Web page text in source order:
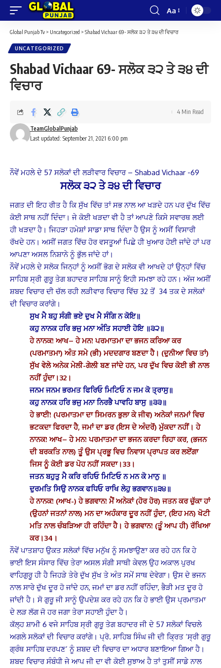
Font
Resizer
Aa
Global Punjab Tv > Uncategorized > Shabad Vichaar 69- ਸਲੋਕ ੩੨ ਤੇ ੩੪ ਦੀ ਵਿਚਾਰ
UNCATEGORIZED
Shabad Vichaar 69- ਸਲੋਕ ੩੨ ਤੇ ੩੪ ਦੀ
ਵਿਚਾਰ
Last updated: September 21, 2021 6:00 pm
TeamGlobalPunjab
4 Min Read
ਨੌਵੇਂ ਮਹਲੇ ਦੇ 57 ਸਲੋਕਾਂ ਦੀ ਲੜੀਵਾਰ ਵਿਚਾਰ – Shabad Vichaar -69
ਸਲੋਕ੩੨ਤੇ੩੪ਦੀਵਿਚਾਰ
ਜਗਤ ਦੀ ਇਹ ਰੀਤ ਹੈ ਕਿ ਸੁੱਖ ਵਿੱਚ ਤਾਂ ਸਭ ਨਾਲ ਆ ਖੜਦੇ ਹਨ ਪਰ ਦੁੱਖ ਵਿੱਚ
ਕੋਈ ਸਾਥ ਨਹੀਂ ਦਿੰਦਾ। ਜੇ ਕੋਈ ਖੜਦਾ ਵੀ ਹੈ ਤਾਂ ਆਪਣੇ ਕਿਸੇ ਸਵਾਰਥ ਲਈ
ਹੀ ਖੜਦਾ ਹੈ। ਜਿਹੜਾ ਹਮੇਸ਼ਾਂ ਸਾਡਾ ਸਾਥ ਦਿੰਦਾ ਹੈ ਉਸ ਨੂੰ ਅਸੀਂ ਵਿਸਾਰੀ
ਰੱਖਦੇ ਹਨ। ਅਸੀਂ ਜਗਤ ਵਿੱਚ ਹੋਰ ਵਸਤੂਆਂ ਪਿਛੇ ਹੀ ਖੁਆਰ ਹੋਈ ਜਾਂਦੇ ਹਾਂ ਪਰ
ਆਪਣਾ ਅਸਲ ਨਿਸ਼ਾਨੇ ਨੂੰ ਭੁੱਲ ਜਾਂਦੇ ਹਾਂ।
ਨੌਵੇਂ ਮਹਲੇ ਦੇ ਸਲੋਕ ਜਿਨ੍ਹਾਂ ਨੂੰ ਅਸੀਂ ਭੋਗ ਦੇ ਸਲੋਕ ਵੀ ਆਖਦੇ ਹਾਂ ਉਨ੍ਹਾਂ ਵਿੱਚ
ਸਾਹਿਬ ਸ੍ਰੀ ਗੁਰੂ ਤੇਗ ਬਹਾਦਰ ਸਾਹਿਬ ਸਾਨੂੰ ਇਹੀ ਸਮਝਾ ਰਹੇ ਹਨ। ਅੱਜ ਅਸੀਂ
ਸ਼ਬਦ ਵਿਚਾਰ ਦੀ ਚੱਲ ਰਹੀ ਲੜੀਵਾਰ ਵਿਚਾਰ ਵਿੱਚ 32 ਤੋਂ 34 ਤਕ ਦੇ ਸਲੋਕਾਂ
ਦੀ ਵਿਚਾਰ ਕਰਾਂਗੇ।
ਸੁਖ ਮੈ ਬਹੁ ਸੰਗੀ ਭਏ ਦੁਖ ਮੈ ਸੰਗਿ ਨ ਕੋਇ॥
ਕਹੁ ਨਾਨਕ ਹਰਿ ਭਜੁ ਮਨਾ ਅੰਤਿ ਸਹਾਈ ਹੋਇ ॥੩੨॥
ਹੇ ਨਾਨਕ! ਆਖ– ਹੇ ਮਨ! ਪਰਮਾਤਮਾ ਦਾ ਭਜਨ ਕਰਿਆ ਕਰ
(ਪਰਮਾਤਮਾ) ਅੰਤ ਸਮੇ (ਭੀ) ਮਦਦਗਾਰ ਬਣਦਾ ਹੈ। (ਦੁਨੀਆ ਵਿਚ ਤਾਂ)
ਸੁੱਖ ਵੇਲੇ ਅਨੇਕ ਮੇਲੀ-ਗੇਲੀ ਬਣ ਜਾਂਦੇ ਹਨ, ਪਰ ਦੁੱਖ ਵਿਚ ਕੋਈ ਭੀ ਨਾਲ
ਨਹੀਂ ਹੁੰਦਾ।32।
ਜਨਮ ਜਨਮ ਭਰਮਤ ਫਿਰਿਓ ਮਿਟਿਓ ਨ ਜਮ ਕੋ ਤ੍ਰਾਸੁ॥
ਕਹੁ ਨਾਨਕ ਹਰਿ ਭਜੁ ਮਨਾ ਨਿਰਭੈ ਪਾਵਹਿ ਬਾਸੁ ॥੩੩॥
ਹੇ ਭਾਈ! (ਪਰਮਾਤਮਾ ਦਾ ਸਿਮਰਨ ਭੁਲਾ ਕੇ ਜੀਵ) ਅਨੇਕਾਂ ਜਨਮਾਂ ਵਿਚ
ਭਟਕਦਾ ਫਿਰਦਾ ਹੈ, ਜਮਾਂ ਦਾ ਡਰ (ਇਸ ਦੇ ਅੰਦਰੋਂ) ਮੁੱਕਦਾ ਨਹੀਂ। ਹੇ
ਨਾਨਕ! ਆਖ– ਹੇ ਮਨ! ਪਰਮਾਤਮਾ ਦਾ ਭਜਨ ਕਰਦਾ ਰਿਹਾ ਕਰ, (ਭਜਨ
ਦੀ ਬਰਕਤਿ ਨਾਲ) ਤੂੰ ਉਸ ਪ੍ਰਭੂ ਵਿਚ ਨਿਵਾਸ ਪ੍ਰਾਪਤ ਕਰ ਲਏਂਗਾ
ਜਿਸ ਨੂੰ ਕੋਈ ਡਰ ਪੋਹ ਨਹੀਂ ਸਕਦਾ।33।
ਜਤਨ ਬਹੁਤੁ ਮੈ ਕਰਿ ਰਹਿਓ ਮਿਟਿਓ ਨ ਮਨ ਕੋ ਮਾਨੁ ॥
ਦੁਰਮਤਿ ਸਿਉ ਨਾਨਕ ਫਧਿਓ ਰਾਖਿ ਲੇਹੁ ਭਗਵਾਨ॥੩੪॥
ਹੇ ਨਾਨਕ! (ਆਖ-) ਹੇ ਭਗਵਾਨ! ਮੈਂ ਅਨੇਕਾਂ (ਹੋਰ ਹੋਰ) ਜਤਨ ਕਰ ਚੁੱਕਾ ਹਾਂ
(ਉਹਨਾਂ ਜਤਨਾਂ ਨਾਲ) ਮਨ ਦਾ ਅਹੰਕਾਰ ਦੂਰ ਨਹੀਂ ਹੁੰਦਾ, (ਇਹ ਮਨ) ਖੋਟੀ
ਮਤਿ ਨਾਲ ਚੰਬੜਿਆ ਹੀ ਰਹਿੰਦਾ ਹੈ। ਹੇ ਭਗਵਾਨ! (ਤੂੰ ਆਪ ਹੀ) ਰੱਖਿਆ
ਕਰ।34।
ਨੌਵੇਂ ਪਾਤਸ਼ਾਹ ਉਕਤ ਸਲੋਕਾਂ ਵਿੱਚ ਮਨੁੱਖ ਨੂੰ ਸਮਝਾਉਣਾ ਕਰ ਰਹੇ ਹਨ ਕਿ ਹੇ
ਭਾਈ ਇਸ ਸੰਸਾਰ ਵਿੱਚ ਤੇਰਾ ਅਸਲ ਸੰਗੀ ਸਾਥੀ ਕੇਵਲ ਉਹ ਅਕਾਲ ਪੁਰਖ
ਵਾਹਿਗੁਰੂ ਹੀ ਹੈ ਜਿਹੜੇ ਤੇਰੇ ਦੁੱਖ ਸੁੱਖ ਤੇ ਅੰਤ ਸਮੇਂ ਸਾਥ ਦੇਵੇਗਾ। ਉਸ ਦੇ ਭਜਨ
ਨਾਲ ਸਾਰੇ ਦੁੱਖ ਦੂਰ ਹੋ ਜਾਂਦੇ ਹਨ, ਜਮਾਂ ਦਾ ਡਰ ਨਹੀਂ ਰਹਿੰਦਾ, ਭੈੜੀ ਮਤ ਦੂਰ ਹੋ
ਜਾਂਦੀ ਹੈ। ਸੋ ਗੁਰੂ ਜੀ ਸਾਨੂੰ ਉਪਦੇਸ਼ ਕਰ ਰਹੇ ਹਨ ਕਿ ਹੇ ਭਾਈ ਉਸ ਪ੍ਰਮਾਤਮਾ
ਦੇ ਲੜ ਲੱਗ ਜੋ ਹਰ ਜਗਾ ਤੇਰਾ ਸਹਾਈ ਹੁੰਦਾ ਹੈ।
ਕੱਲ੍ਹ ਸ਼ਾਮੀ 6 ਵਜੇ ਸਾਹਿਬ ਸ੍ਰੀ ਗੁਰੂ ਤੇਗ ਬਹਾਦਰ ਜੀ ਦੇ 57 ਸਲੋਕਾਂ ਵਿਚਲੇ
ਅਗਲੇ ਸਲੋਕਾਂ ਦੀ ਵਿਚਾਰ ਕਰਾਂਗੇ। ਪ੍ਰੋ. ਸਾਹਿਬ ਸਿੰਘ ਜੀ ਦੀ ਕ੍ਰਿਤ ‘ਸ੍ਰੀ ਗੁਰੂ
ਗ੍ਰੰਥ ਸਾਹਿਬ ਦਰਪਣ’ ਨੂੰ ਸ਼ਬਦ ਦੀ ਵਿਚਾਰ ਦਾ ਅਧਾਰ ਬਣਾਇਆ ਗਿਆ ਹੈ।
ਸ਼ਬਦ ਵਿਚਾਰ ਸੰਬੰਧੀ ਜੇ ਆਪ ਜੀ ਦਾ ਵੀ ਕੋਈ ਸੁਝਾਅ ਹੈ ਤਾਂ ਤੁਸੀਂ ਸਾਡੇ ਨਾਲ